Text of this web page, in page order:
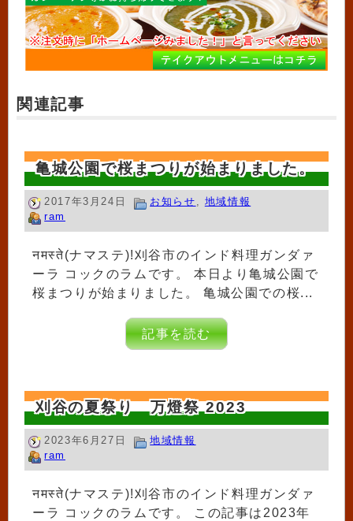
関連記事
亀城公園で桜まつりが始まりました。
2017年3月24日 お知らせ
地域情報
ram
नमस्ते(ナマステ)!刈谷市のインド料理ガンダァ
ーラ コックのラムです。 本日より亀城公園で
桜まつりが始まりました。 亀城公園での桜...
記事を読む
刈谷の夏祭り 万燈祭 2023
2023年6月27日
地域情報
ram
नमस्ते(ナマステ)!刈谷市のインド料理ガンダァ
ーラ コックのラムです。 この記事は2023年